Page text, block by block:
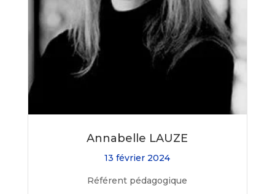
Annabelle LAUZE
13 février 2024
Référent pédagogique